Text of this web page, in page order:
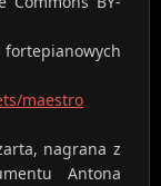
maestro
nagrana z
Antona